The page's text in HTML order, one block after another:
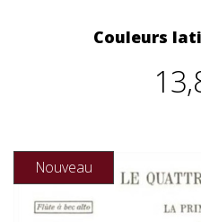
Couleurs
Nouveau